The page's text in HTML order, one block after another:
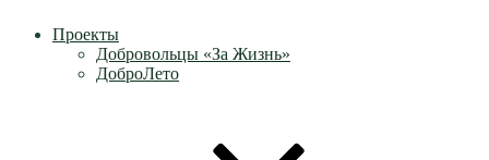
Проекты
Добровольцы «За Жизнь»
ДоброЛето